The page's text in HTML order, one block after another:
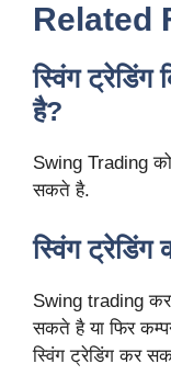
Related
स्विंग ट्रेडिंग
है?
Swing Trading
सकते है.
स्विंग ट्रेडिंग
Swing trading
सकते है या फिर
स्विंग ट्रेडिंग कर